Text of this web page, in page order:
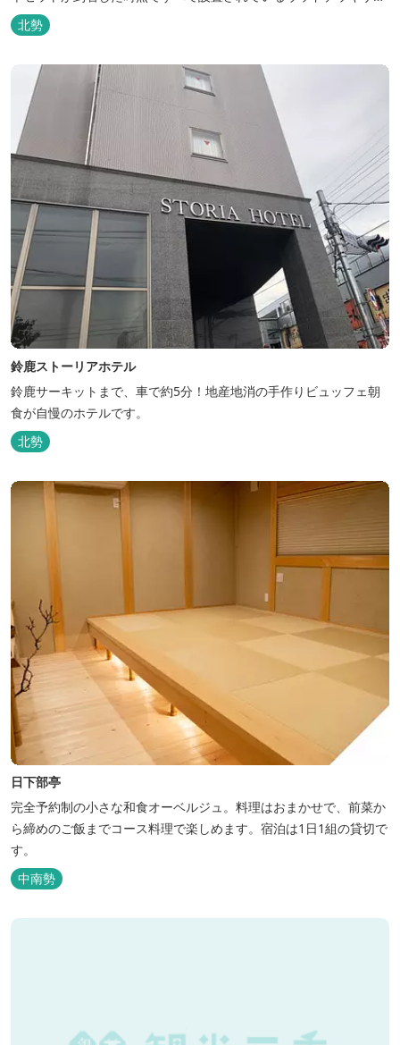
トの他、初めてのキャンプでも安心して楽しめる設備が整ったキャ
ンプ場です。 さらに、手ぶらでキャンプをお楽しみいただけるよう
に夕食バーべキュー用の炭火セットなどのレンタル品や国産牛BBQ
セットなどの食材も事前にご...
北勢
鈴鹿ストーリアホテル
鈴鹿サーキットまで、車で約5分！地産地消の手作りビュッフェ朝
食が自慢のホテルです。
北勢
日下部亭
完全予約制の小さな和食オーベルジュ。料理はおまかせで、前菜か
ら締めのご飯までコース料理で楽しめます。宿泊は1日1組の貸切で
す。
中南勢